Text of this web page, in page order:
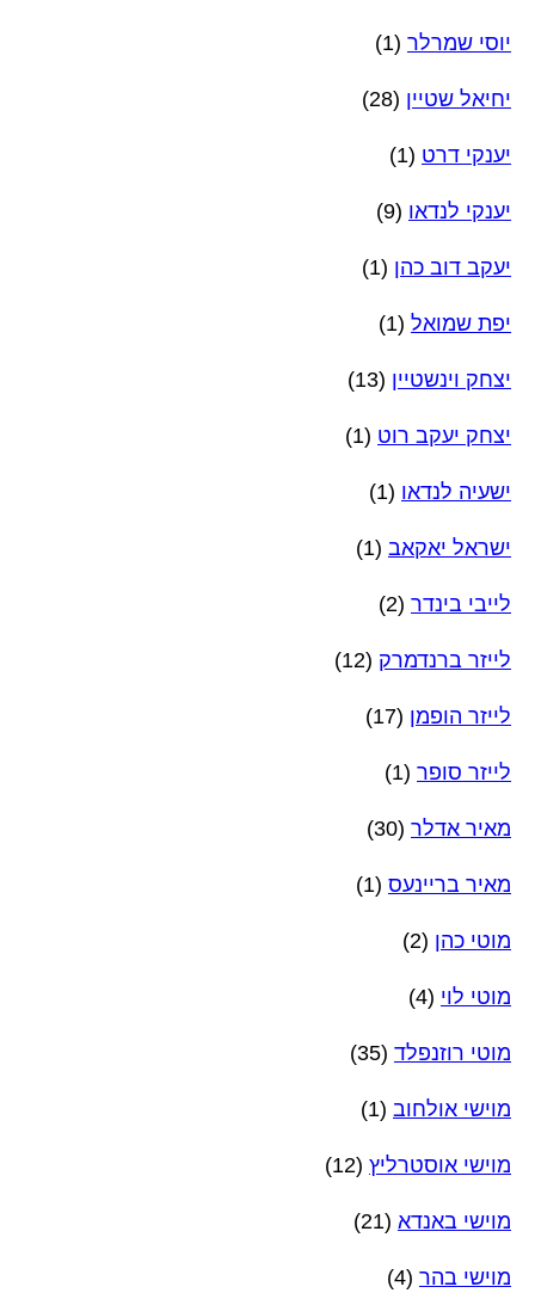
יוסי שמרלר (1)
יחיאל שטיין (28)
יענקי דרט (1)
יענקי לנדאו (9)
יעקב דוב כהן (1)
יפת שמואל (1)
יצחק וינשטיין (13)
יצחק יעקב רוט (1)
ישעיה לנדאו (1)
ישראל יאקאב (1)
לייבי בינדר (2)
לייזר ברנדמרק (12)
לייזר הופמן (17)
לייזר סופר (1)
מאיר אדלר (30)
מאיר בריינעס (1)
מוטי כהן (2)
מוטי לוי (4)
מוטי רוזנפלד (35)
מוישי אולחוב (1)
מוישי אוסטרליץ (12)
מוישי באנדא (21)
מוישי בהר (4)